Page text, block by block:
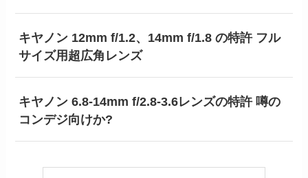
キヤノン 12mm f/1.2、14mm f/1.8 の特許 フル
サイズ用超広角レンズ
キヤノン 6.8-14mm f/2.8-3.6レンズの特許 噂の
コンデジ向けか?